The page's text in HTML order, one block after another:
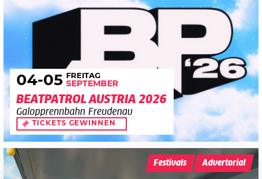
04-05 FREITAG
SEPTEMBER
BEATPATROL AUSTRIA 2026
Galopprennbahn Freudenau
TICKETS GEWINNEN
Festivals Advertorial